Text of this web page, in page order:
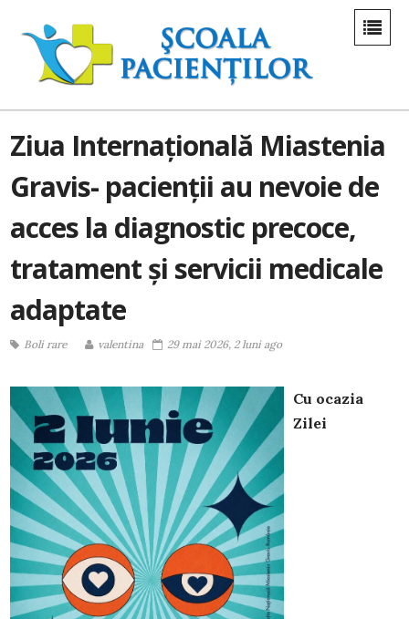
Ziua Internațională Miastenia
Gravis- pacienții au nevoie de
acces la diagnostic precoce,
tratament și servicii medicale
adaptate
Boli rare valentina 29 mai 2026, 2 luni ago
Cu ocazia
Zilei